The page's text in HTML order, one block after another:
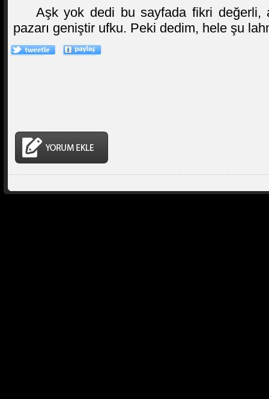
Aşk yok dedi bu sayfada fikri değerli,
pazarı geniştir ufku. Peki dedim, hele şu